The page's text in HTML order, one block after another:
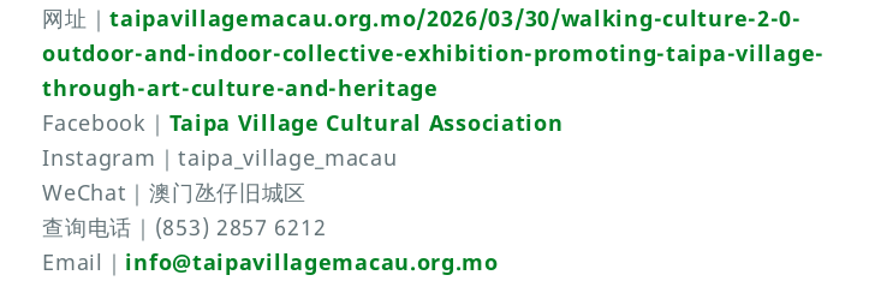
网址｜taipavillagemacau.org.mo/2026/03/30/walking-culture-2-0-
outdoor-and-indoor-collective-exhibition-promoting-taipa-village-
through-art-culture-and-heritage
Facebook｜ Taipa Village Cultural Association
Instagram｜taipa_village_macau
WeChat｜澳门氹仔旧城区
查询电话｜(853) 2857 6212
Email｜ info@taipavillagemacau.org.mo